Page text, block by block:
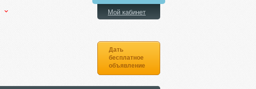
Мой кабинет
Дать
бесплатное
объявление